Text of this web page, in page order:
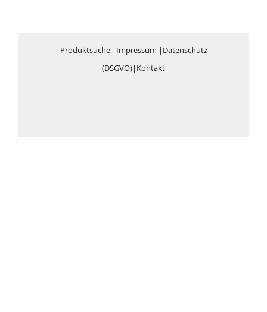
Produktsuche| Impressum | Datenschutz
(DSGVO)| Kontakt